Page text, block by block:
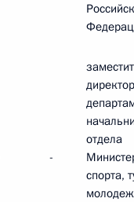
-
отдела
спорта,